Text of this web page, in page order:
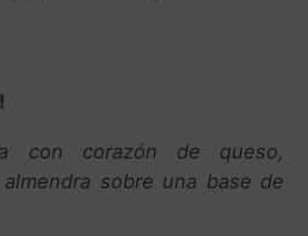
con corazón de queso,
sobre una base de